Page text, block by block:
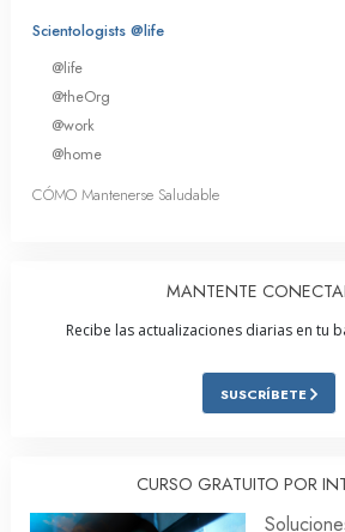
Scientologists @life
@life
@theOrg
@work
@home
CÓMO Mantenerse Saludable
MANTENTE
Recibe las actualizaciones diarias en tu
SUSCRÍBETE
CURSO GRATUITO POR